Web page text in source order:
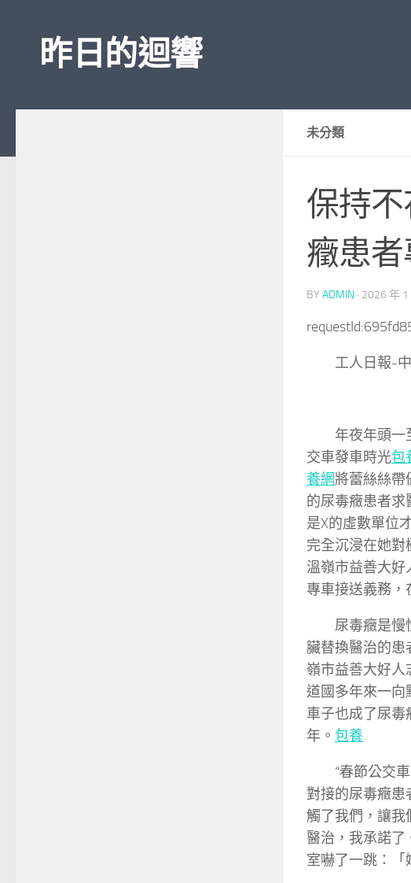
昨日的迴響
未分類
保持
癥患
BY ADMIN · 2026 年 1
工人日報-
年夜年頭一
交車發車時光包
養網將蕾絲絲帶
的尿毒癥患者求
是X的虛數單位
完全沉浸在她對
溫嶺市益善大好
專車接送義務，
尿毒癥是慢
臟替換醫治的患
嶺市益善大好人
道國多年來一向
車子也成了尿毒
年。 包養
“春節公交
對接的尿毒癥患
觸了我們，讓我
醫治，我承諾了
室嚇了一跳：「